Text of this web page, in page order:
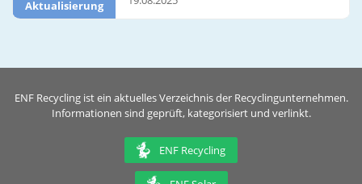
Aktualisierung
ENF Recycling ist ein aktuelles Verzeichnis der Recyclingunternehmen.
Informationen sind geprüft, kategorisiert und verlinkt.
ENF Recycling